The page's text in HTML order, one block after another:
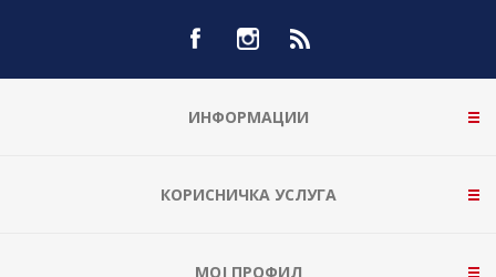
ИНФОРМАЦИИ
КОРИСНИЧКА УСЛУГА
МОЈ ПРОФИЛ